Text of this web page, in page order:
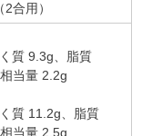
合用）
質 9.3g、脂質
当量 2.2g
質 11.2g、脂質
当量 2.5g